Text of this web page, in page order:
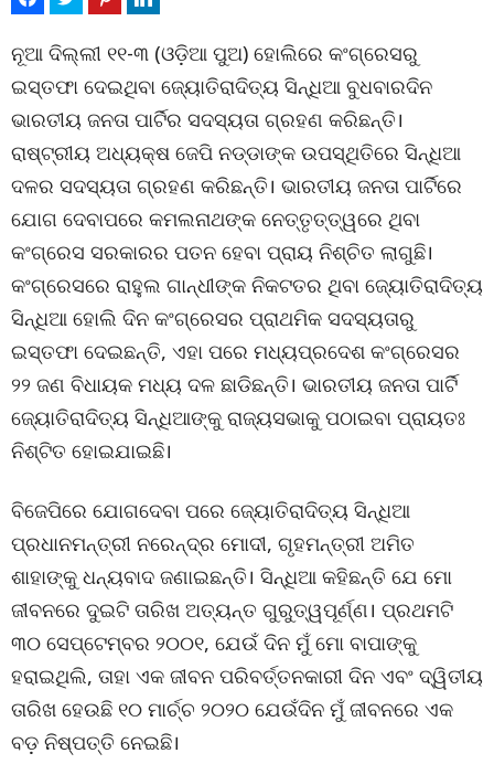
ନୂଆ ଦିଲ୍ଲୀ ୧୧-୩ (ଓଡ଼ିଆ ପୁଅ) ହୋଲିରେ କଂଗ୍ରେସରୁ
ଇସ୍ତଫା ଦେଇଥିବା ଜ୍ୟୋତିରାଦିତ୍ୟ ସିନ୍ଧିଆ ବୁଧବାରଦିନ
ଭାରତୀୟ ଜନତା ପାର୍ଟିର ସଦସ୍ୟତା ଗ୍ରହଣ କରିଛନ୍ତି।
ରାଷ୍ଟ୍ରୀୟ ଅଧ୍ୟକ୍ଷ ଜେପି ନଡ୍ଡାଙ୍କ ଉପସ୍ଥିତିରେ ସିନ୍ଧିଆ
ଦଳର ସଦସ୍ୟତା ଗ୍ରହଣ କରିଛନ୍ତି। ଭାରତୀୟ ଜନତା ପାର୍ଟିରେ
ଯୋଗ ଦେବାପରେ କମଲନାଥଙ୍କ ନେତ୍ତୃତ୍ତ୍ୱରେ ଥିବା
କଂଗ୍ରେସ ସରକାରର ପତନ ହେବା ପ୍ରାୟ ନିଶ୍ଚିତ ଲାଗୁଛି।
କଂଗ୍ରେସରେ ରାହୁଲ ଗାନ୍ଧୀଙ୍କ ନିକଟତର ଥିବା ଜ୍ୟୋତିରାଦିତ୍ୟ
ସିନ୍ଧିଆ ହୋଲି ଦିନ କଂଗ୍ରେସର ପ୍ରାଥମିକ ସଦସ୍ୟତାରୁ
ଇସ୍ତଫା ଦେଇଛନ୍ତି, ଏହା ପରେ ମଧ୍ୟପ୍ରଦେଶ କଂଗ୍ରେସର
୨୨ ଜଣ ବିଧାୟକ ମଧ୍ୟ ଦଳ ଛାଡିଛନ୍ତି। ଭାରତୀୟ ଜନତା ପାର୍ଟି
ଜ୍ୟୋତିରାଦିତ୍ୟ ସିନ୍ଧିଆଙ୍କୁ ରାଜ୍ୟସଭାକୁ ପଠାଇବା ପ୍ରାୟତଃ
ନିଶ୍ଟିତ ହୋଇଯାଇଛି।
ବିଜେପିରେ ଯୋଗଦେବା ପରେ ଜ୍ୟୋତିରାଦିତ୍ୟ ସିନ୍ଧିଆ
ପ୍ରଧାନମନ୍ତ୍ରୀ ନରେନ୍ଦ୍ର ମୋଦୀ, ଗୃହମନ୍ତ୍ରୀ ଅମିତ
ଶାହାଙ୍କୁ ଧନ୍ୟବାଦ ଜଣାଇଛନ୍ତି। ସିନ୍ଧିଆ କହିଛନ୍ତି ଯେ ମୋ
ଜୀବନରେ ଦୁଇଟି ତାରିଖ ଅତ୍ୟନ୍ତ ଗୁରୁତ୍ୱପୂର୍ଣ୍ଣ। ପ୍ରଥମଟି
୩୦ ସେପ୍ଟେମ୍ବର ୨୦୦୧, ଯେଉଁ ଦିନ ମୁଁ ମୋ ବାପାଙ୍କୁ
ହରାଇଥିଲି, ତାହା ଏକ ଜୀବନ ପରିବର୍ତ୍ତନକାରୀ ଦିନ ଏବଂ ଦ୍ୱିତୀୟ
ତାରିଖ ହେଉଛି ୧୦ ମାର୍ଚ୍ଚ ୨୦୨୦ ଯେଉଁଦିନ ମୁଁ ଜୀବନରେ ଏକ
ବଡ଼ ନିଷ୍ପତ୍ତି ନେଇଛି।